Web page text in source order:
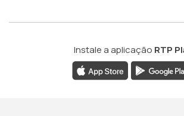
Instale a aplicação RTP